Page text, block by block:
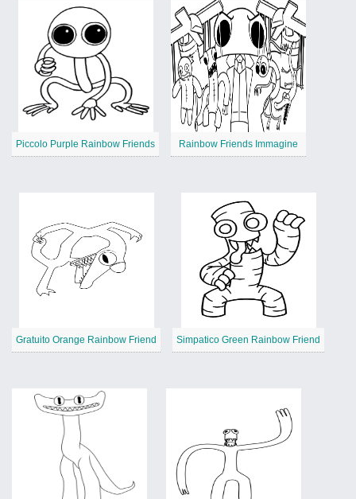
Piccolo Purple Rainbow Friends Rainbow Friends Immagine
Gratuito Orange Rainbow Friend Simpatico Green Rainbow Friend